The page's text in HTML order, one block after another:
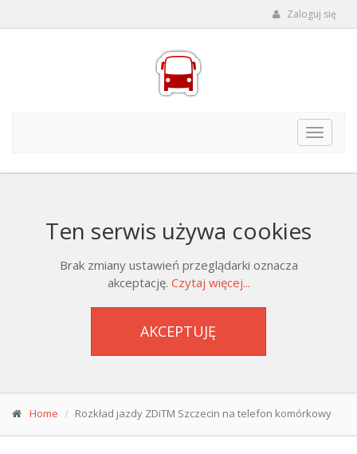
Zaloguj się
Toggle
Ten serwis używa cookies
Brak zmiany ustawień przeglądarki oznacza
akceptację. Czytaj więcej...
AKCEPTUJĘ
Home Rozkład jazdy ZDiTM Szczecin na telefon komórkowy